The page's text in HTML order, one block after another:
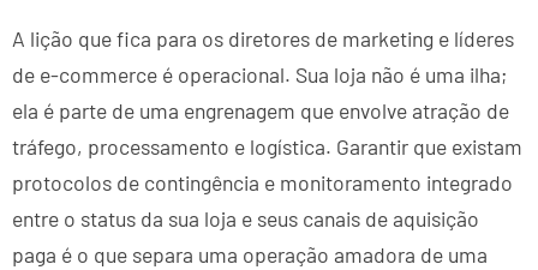
A lição que fica para os diretores de marketing e líderes
de e-commerce é operacional. Sua loja não é uma ilha;
ela é parte de uma engrenagem que envolve atração de
tráfego, processamento e logística. Garantir que existam
protocolos de contingência e monitoramento integrado
entre o status da sua loja e seus canais de aquisição
paga é o que separa uma operação amadora de uma